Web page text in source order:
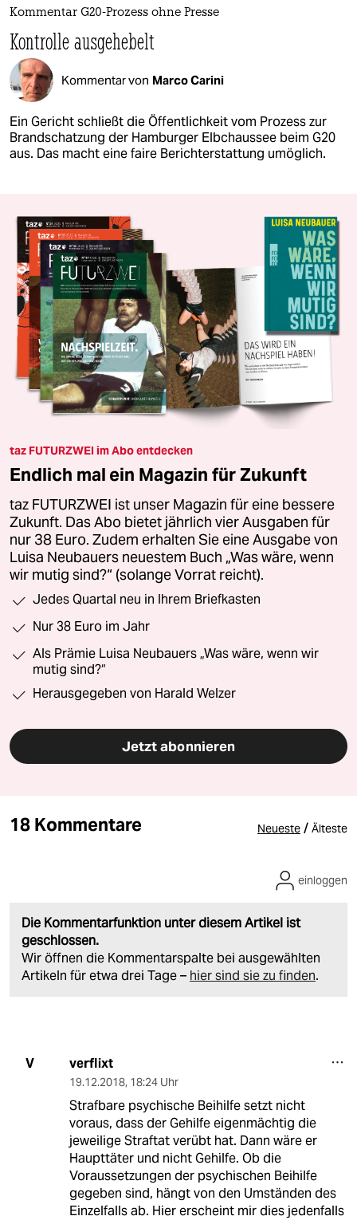
Kommentar G20-Prozess ohne Presse
Kontrolle ausgehebelt
Kommentar von Marco Carini
Ein Gericht schließt die Öffentlichkeit vom Prozess zur
Brandschatzung der Hamburger Elbchaussee beim G20
aus. Das macht eine faire Berichterstattung umöglich.
taz FUTURZWEI im Abo entdecken
Endlich mal ein Magazin für Zukunft
taz FUTURZWEI ist unser Magazin für eine bessere
Zukunft. Das Abo bietet jährlich vier Ausgaben für
nur 38 Euro. Zudem erhalten Sie eine Ausgabe von
Luisa Neubauers neuestem Buch „Was wäre, wenn
wir mutig sind?“ (solange Vorrat reicht).
Jedes Quartal neu in Ihrem Briefkasten
Nur 38 Euro im Jahr
Als Prämie Luisa Neubauers „Was wäre, wenn wir
mutig sind?“
Herausgegeben von Harald Welzer
Jetzt abonnieren
18 Kommentare Neueste / Älteste
Die Kommentarfunktion unter diesem Artikel ist
geschlossen.
Wir öffnen die Kommentarspalte bei ausgewählten
Artikeln für etwa drei Tage – hier sind sie zu finden.
einloggen
V verflixt
19.12.2018, 18:24 Uhr
Strafbare psychische Beihilfe setzt nicht
voraus, dass der Gehilfe eigenmächtig die
jeweilige Straftat verübt hat. Dann wäre er
Haupttäter und nicht Gehilfe. Ob die
Voraussetzungen der psychischen Beihilfe
gegeben sind, hängt von den Umständen des
Einzelfalls ab. Hier erscheint mir dies jedenfalls